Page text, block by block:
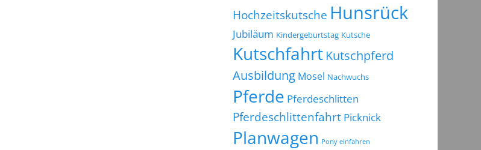
Hochzeitskutsche Hunsrück
Jubiläum Kindergeburtstag Kutsche
Kutschfahrt Kutschpferd
Ausbildung Mosel Nachwuchs
Pferde Pferdeschlitten
Pferdeschlittenfahrt Picknick
Planwagen Pony einfahren